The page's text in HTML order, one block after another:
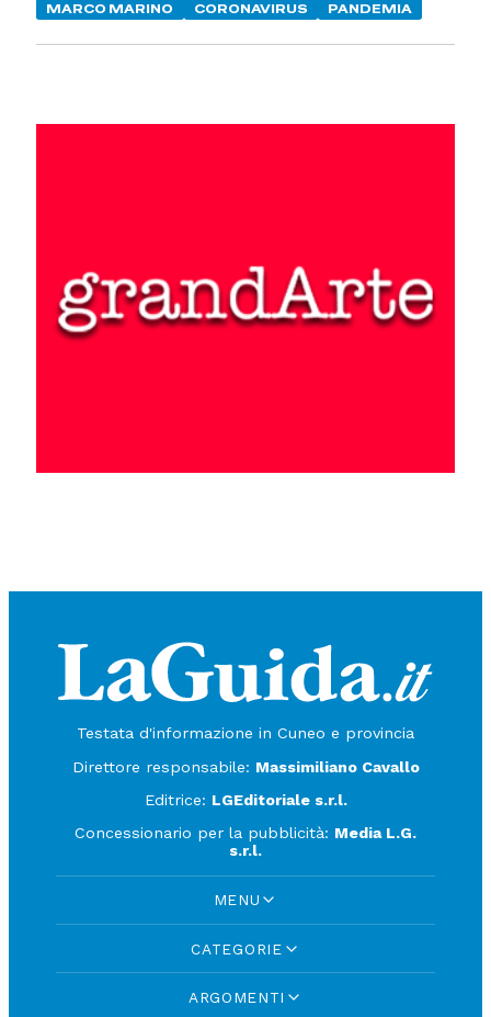
MARCO MARINO
CORONAVIRUS PANDEMIA
Testata d'informazione in Cuneo e provincia
Direttore responsabile: Massimiliano Cavallo
Editrice: LGEditoriale s.r.l.
Concessionario per la pubblicità: Media L.G.
s.r.l.
MENU
CATEGORIE
ARGOMENTI